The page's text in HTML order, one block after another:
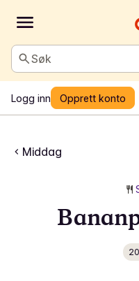
Søk
Logg inn Opprett konto
Middag